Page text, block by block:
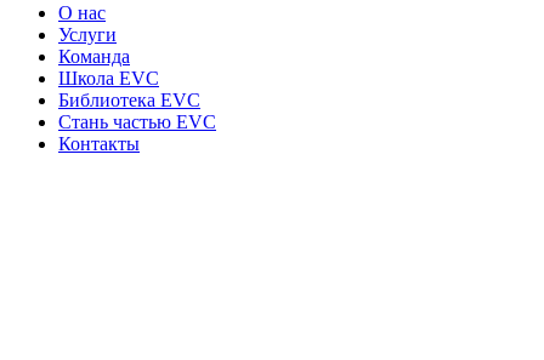
О нас
Услуги
Команда
Школа EVC
Библиотека EVC
Стань частью EVC
Контакты